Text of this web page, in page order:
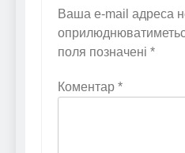
Ваша e-mail адреса
поля позначені *
Коментар *